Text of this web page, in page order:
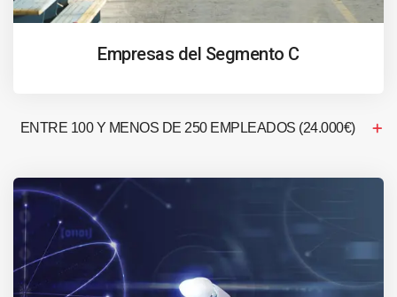
Empresas del Segmento C
ENTRE 100 Y MENOS DE 250 EMPLEADOS (24.000€)